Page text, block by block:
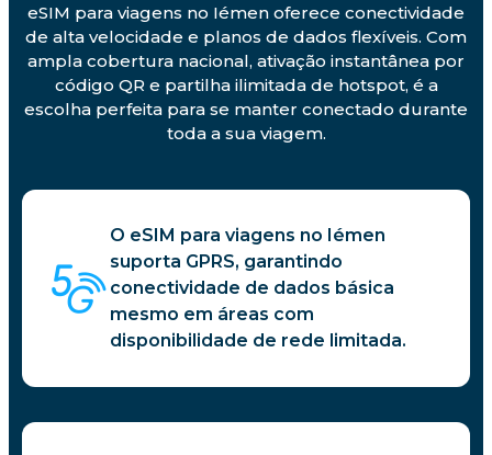
eSIM para viagens no Iémen oferece conectividade
de alta velocidade e planos de dados flexíveis. Com
ampla cobertura nacional, ativação instantânea por
código QR e partilha ilimitada de hotspot, é a
escolha perfeita para se manter conectado durante
toda a sua viagem.
O eSIM para viagens no Iémen
suporta GPRS, garantindo
conectividade de dados básica
mesmo em áreas com
disponibilidade de rede limitada.